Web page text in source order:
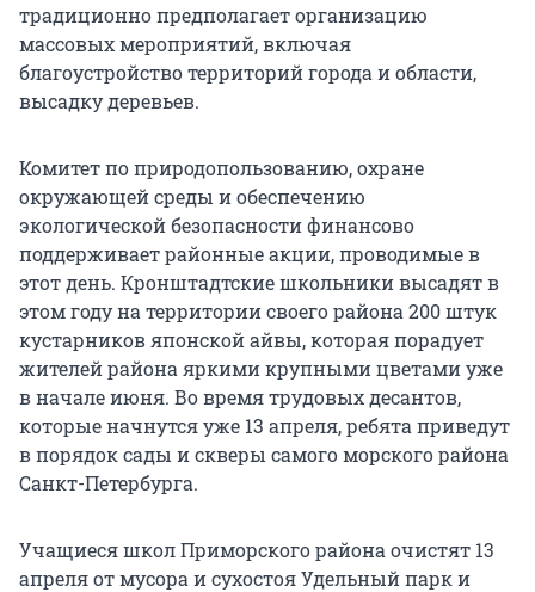
традиционно предполагает организацию
массовых мероприятий, включая
благоустройство территорий города и области,
высадку деревьев.
Комитет по природопользованию, охране
окружающей среды и обеспечению
экологической безопасности финансово
поддерживает районные акции, проводимые в
этот день. Кронштадтские школьники высадят в
этом году на территории своего района 200 штук
кустарников японской айвы, которая порадует
жителей района яркими крупными цветами уже
в начале июня. Во время трудовых десантов,
которые начнутся уже 13 апреля, ребята приведут
в порядок сады и скверы самого морского района
Санкт-Петербурга.
Учащиеся школ Приморского района очистят 13
апреля от мусора и сухостоя Удельный парк и